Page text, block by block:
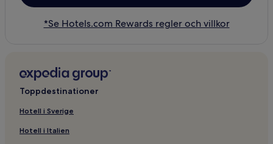
*Se Hotels.com Rewards regler och villkor
Toppdestinationer
Hotell i Sverige
Hotell i Italien